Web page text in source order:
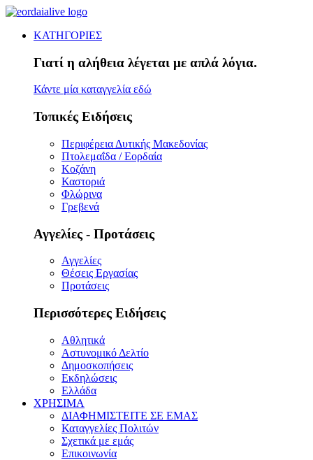
ΚΑΤΗΓΟΡΙΕΣ
Γιατί η αλήθεια λέγεται με απλά λόγια.
Κάντε μία καταγγελία εδώ
Τοπικές Ειδήσεις
Περιφέρεια Δυτικής Μακεδονίας
Πτολεμαΐδα / Εορδαία
Κοζάνη
Καστοριά
Φλώρινα
Γρεβενά
Αγγελίες - Προτάσεις
Αγγελίες
Θέσεις Εργασίας
Προτάσεις
Περισσότερες Ειδήσεις
Αθλητικά
Αστυνομικό Δελτίο
Δημοσκοπήσεις
Εκδηλώσεις
Ελλάδα
ΧΡΗΣΙΜΑ
ΔΙΑΦΗΜΙΣΤΕΙΤΕ ΣΕ ΕΜΑΣ
Καταγγελίες Πολιτών
Σχετικά με εμάς
Επικοινωνία